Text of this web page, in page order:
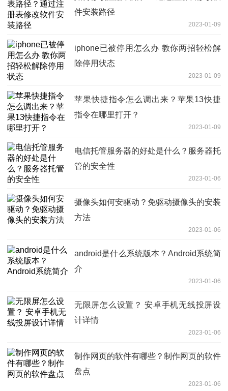
件安装路径
2023-01-09
iphone已被停用怎么办 教你两招轻松解
除停用状态
2023-01-09
苹果快捷指令怎么调出来？苹果13快捷
指令在哪里打开？
2023-01-09
电信托管服务器的好处是什么？服务器托
管的安全性
2023-01-06
摄像头如何安驱动？免驱动摄像头的安装
方法
2023-01-06
android是什么系统版本？Android系统简
介
2023-01-06
无限屏怎么设置？ 安卓手机无线投屏设
计详情
2023-01-06
制作网页的软件有哪些？制作网页的软件
盘点
2023-01-06